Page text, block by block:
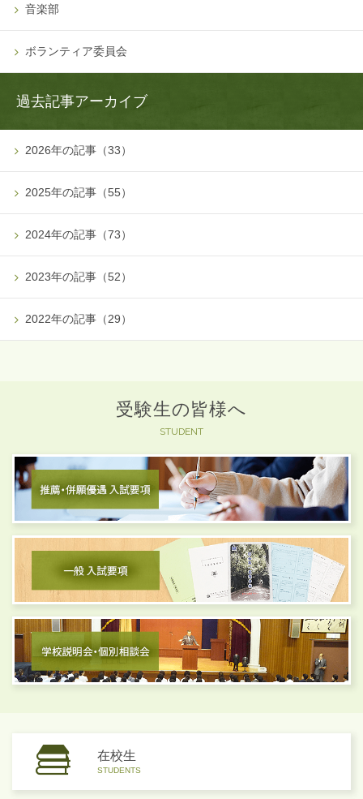
音楽部
ボランティア委員会
過去記事アーカイブ
2026年の記事（33）
2025年の記事（55）
2024年の記事（73）
2023年の記事（52）
2022年の記事（29）
受験生の皆様へ
在校生
STUDENTS